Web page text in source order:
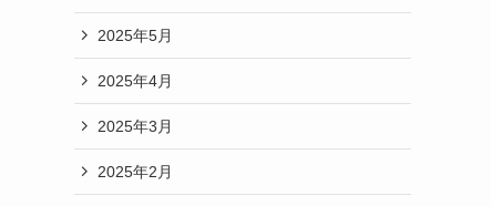
2025年5月
2025年4月
2025年3月
2025年2月